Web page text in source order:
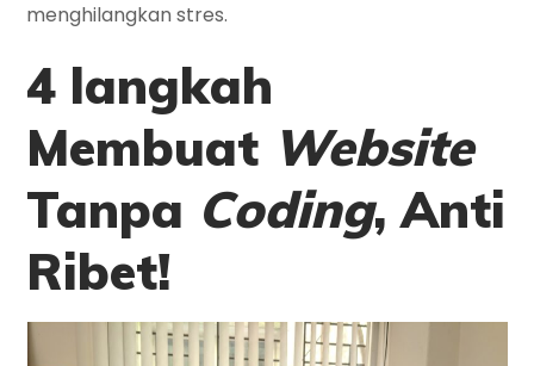
menghilangkan stres.
4 langkah
Membuat Website
Tanpa Coding, Anti
Ribet!